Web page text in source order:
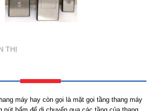
THỊ
máy hay còn gọi là mặt gọi tầng thang máy